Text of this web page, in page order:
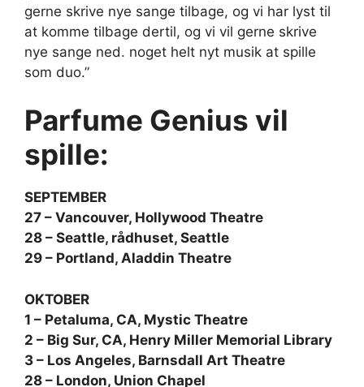
gerne skrive nye sange tilbage, og vi har lyst til
at komme tilbage dertil, og vi vil gerne skrive
nye sange ned. noget helt nyt musik at spille
som duo.”
Parfume Genius vil
spille:
SEPTEMBER
27 – Vancouver, Hollywood Theatre
28 – Seattle, rådhuset, Seattle
29 – Portland, Aladdin Theatre
OKTOBER
1 – Petaluma, CA, Mystic Theatre
2 – Big Sur, CA, Henry Miller Memorial Library
3 – Los Angeles, Barnsdall Art Theatre
28 – London, Union Chapel